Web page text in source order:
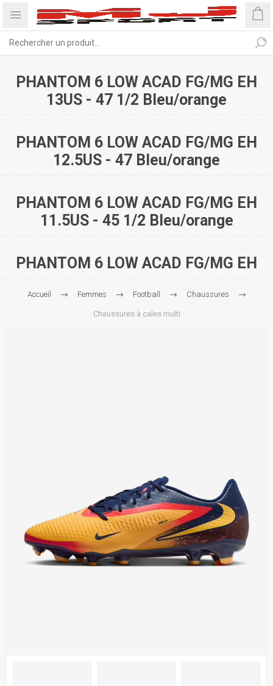
PHANTOM 6 LOW ACAD FG/MG EH
13US - 47 1/2 Bleu/orange
PHANTOM 6 LOW ACAD FG/MG EH
12.5US - 47 Bleu/orange
PHANTOM 6 LOW ACAD FG/MG EH
11.5US - 45 1/2 Bleu/orange
PHANTOM 6 LOW ACAD FG/MG EH
Accueil Femmes Football Chaussures
Chaussures à cales multi